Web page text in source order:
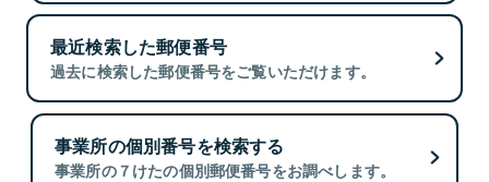
最近検索した郵便番号
過去に検索した郵便番号をご覧いただけます。
事業所の個別番号を検索する
事業所の７けたの個別郵便番号をお調べします。